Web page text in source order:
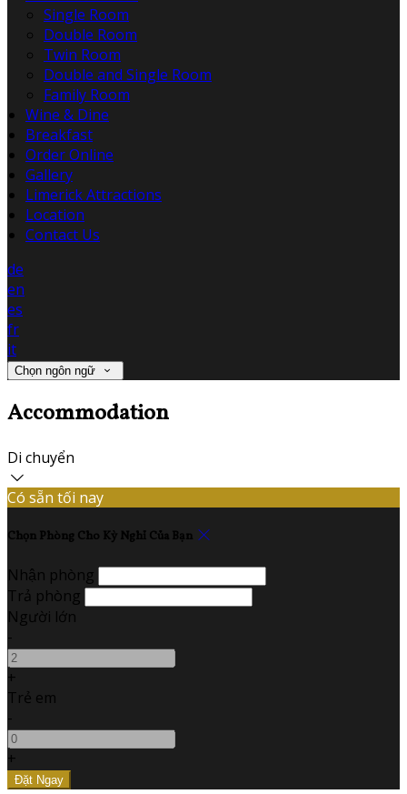
Single Room
Double Room
Twin Room
Double and Single Room
Family Room
Wine & Dine
Breakfast
Order Online
Gallery
Limerick Attractions
Location
Contact Us
de
en
es
fr
it
Chọn ngôn ngữ
Accommodation
Di chuyển
Có sẵn tối nay
Chọn Phòng Cho Kỳ Nghỉ Của Bạn
Nhận phòng
Trả phòng
Người lớn
-
+
Trẻ em
-
+